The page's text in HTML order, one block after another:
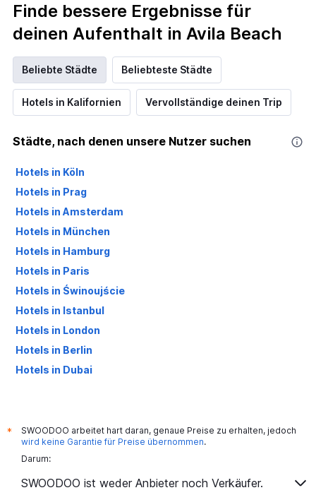
Finde bessere Ergebnisse für
deinen Aufenthalt in Avila Beach
Beliebte Städte Beliebteste Städte
Hotels in Kalifornien Vervollständige deinen Trip
Städte, nach denen unsere Nutzer suchen
Hotels in Köln
Hotels in Prag
Hotels in Amsterdam
Hotels in München
Hotels in Hamburg
Hotels in Paris
Hotels in Świnoujście
Hotels in Istanbul
Hotels in London
Hotels in Berlin
Hotels in Dubai
*
SWOODOO arbeitet hart daran, genaue Preise zu erhalten, jedoch
wird keine Garantie für Preise übernommen.
Darum:
SWOODOO ist weder Anbieter noch Verkäufer.